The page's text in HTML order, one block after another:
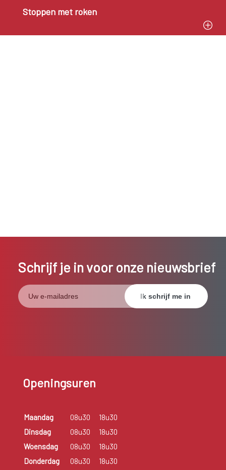
Stoppen met roken
Schrijf je in voor onze nieuwsbrief
Openingsuren
Maandag 08u30
18u30
Dinsdag
08u30
18u30
Woensdag
08u30
18u30
Donderdag
08u30
18u30